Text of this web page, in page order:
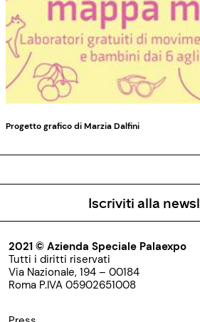
Progetto grafico di Marzia Dalfini
Iscriviti alla
2021 © Azienda Speciale Palaexpo
Tutti i diritti riservati
Via Nazionale, 194 – 00184
Roma P.IVA 05902651008